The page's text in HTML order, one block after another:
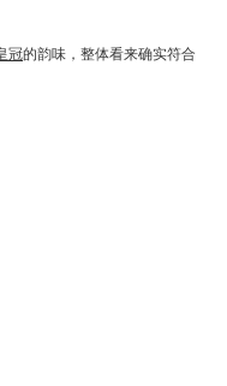
冠的韵味，整体看来确实符合